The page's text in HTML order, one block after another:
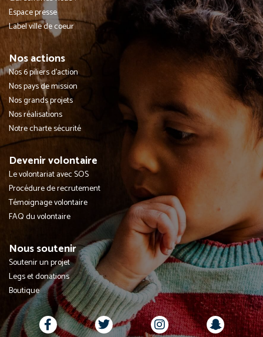
Espace presse
Label ville de coeur
Nos actions
Nos 6 piliers d'action
Nos pays de mission
Nos grands projets
Nos réalisations
Notre charte sécurité
Devenir volontaire
Le volontariat avec SOS
Procédure de recrutement
Témoignage volontaire
FAQ du volontaire
Nous soutenir
Soutenir un projet
Legs et donations
Boutique